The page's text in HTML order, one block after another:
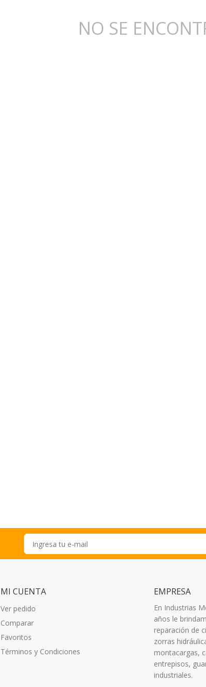
NO SE
MI CUENTA
Ver pedido
Comparar
Favoritos
Términos y Condiciones
EMPRESA
En Industrias
años le
reparación de
zorras
montacargas,
entrepisos,
industriales.